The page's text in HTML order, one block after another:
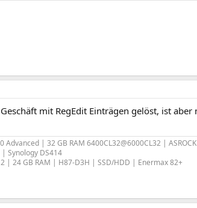
mit RegEdit Einträgen gelöst, ist aber
Advanced | 32 GB RAM 6400CL32@6000CL32 |
Synology DS414
| 24 GB RAM | H87-D3H | SSD/HDD | Enermax 82+